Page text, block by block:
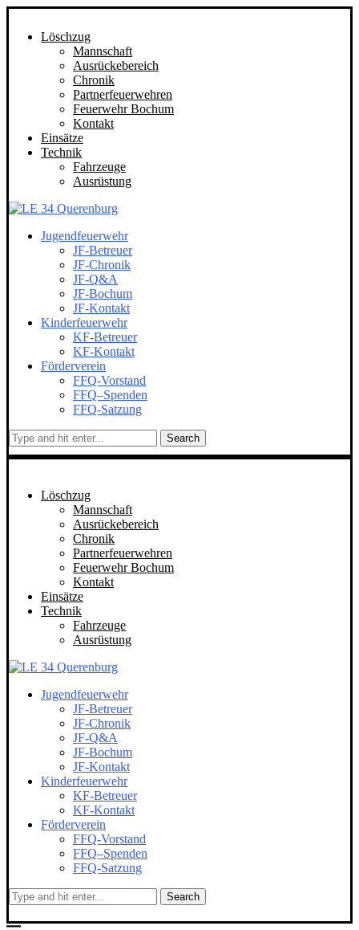
Löschzug
Mannschaft
Ausrückebereich
Chronik
Partnerfeuerwehren
Feuerwehr Bochum
Kontakt
Einsätze
Technik
Fahrzeuge
Ausrüstung
Jugendfeuerwehr
JF-Betreuer
JF-Chronik
JF-Q&A
JF-Bochum
JF-Kontakt
Kinderfeuerwehr
KF-Betreuer
KF-Kontakt
Förderverein
FFQ-Vorstand
FFQ–Spenden
FFQ-Satzung
Search
Löschzug
Mannschaft
Ausrückebereich
Chronik
Partnerfeuerwehren
Feuerwehr Bochum
Kontakt
Einsätze
Technik
Fahrzeuge
Ausrüstung
Jugendfeuerwehr
JF-Betreuer
JF-Chronik
JF-Q&A
JF-Bochum
JF-Kontakt
Kinderfeuerwehr
KF-Betreuer
KF-Kontakt
Förderverein
FFQ-Vorstand
FFQ–Spenden
FFQ-Satzung
Search